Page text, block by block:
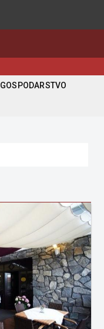
GOSPODARSTVO